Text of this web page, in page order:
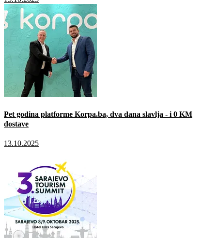
Pet godina platforme Korpa.ba, dva dana slavlja - i 0 KM
dostave
13.10.2025